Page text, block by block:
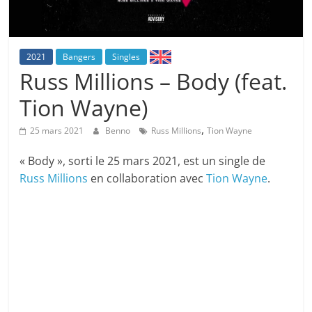
2021 Bangers Singles
Russ Millions – Body (feat.
Tion Wayne)
25 mars 2021 Benno Russ Millions,Tion Wayne
« Body », sorti le 25 mars 2021, est un single de
Russ Millions en collaboration avecTion Wayne.